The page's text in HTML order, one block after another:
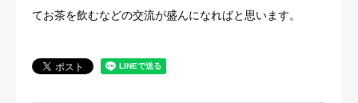
てお茶を飲むなどの交流が盛んになればと思います。